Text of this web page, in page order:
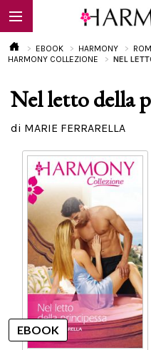
EBOOK
Calendario
EBOOK HARMONY
HARMONY COLLEZIONE
NEL
Nel letto della
di MARIE FERRARELLA